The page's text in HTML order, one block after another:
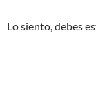
Lo siento, debes